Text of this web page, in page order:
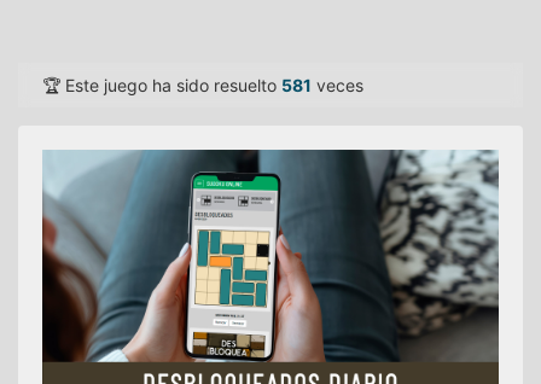
🏆 Este juego ha sido resuelto 581 veces